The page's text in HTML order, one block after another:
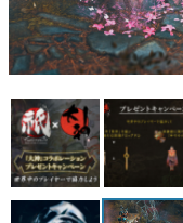
カテゴリ
マンガ
女性向け
アプリレビュー